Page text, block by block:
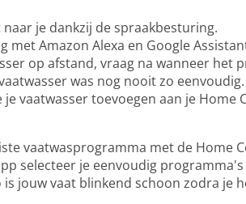
je dankzij de spraakbesturing.
met Amazon Alexa en Google
op afstand, vraag na wanneer het
was nog nooit zo
vaatwasser toevoegen aan je Home
vaatwasprogramma met de Home
selecteer je eenvoudig
jouw vaat blinkend schoon zodra je